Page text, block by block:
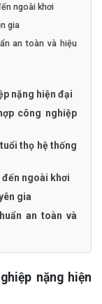
ngoài khơi
gia
an toàn và hiệu
nặng hiện đại
công nghiệp
thọ hệ thống
đến ngoài khơi
gia
an toàn và
nặng hiện